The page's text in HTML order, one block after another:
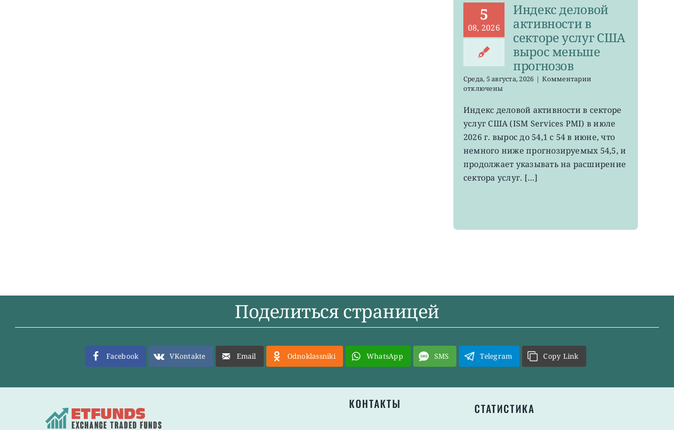
5
08, 2026
Индекс деловой
активности в
секторе услуг США
вырос меньше
прогнозов
Среда, 5 августа, 2026 | Комментариик
деловой
активности
в
секторе
США
вырос
отключены
Индекс деловой активности в секторе
услуг США (ISM Services PMI) в июле
2026 г. вырос до 54,1 с 54 в июне, что
немного ниже прогнозируемых 54,5, и
продолжает указывать на расширение
сектора услуг. […]
Поделиться страницей
Facebook VKontakte Email Odnoklassniki WhatsApp SMS Telegram Copy Link
КОНТАКТЫ СТАТИСТИКА